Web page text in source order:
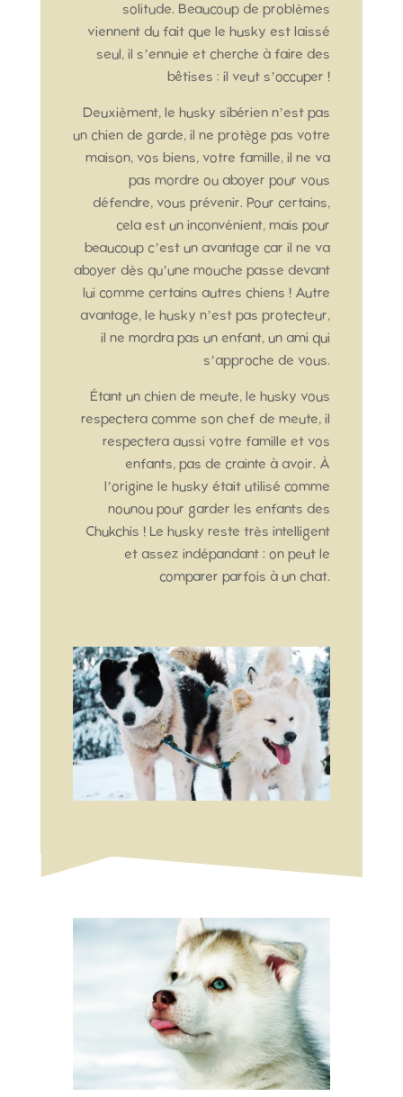
solitude. Beaucoup de problèmes
viennent du fait que le husky est laissé
seul, il s’ennuie et cherche à faire des
bêtises : il veut s’occuper !
Deuxièment, le husky sibérien n’est pas
un chien de garde, il ne protège pas votre
maison, vos biens, votre famille, il ne va
pas mordre ou aboyer pour vous
défendre, vous prévenir. Pour certains,
cela est un inconvénient, mais pour
beaucoup c’est un avantage car il ne va
aboyer dès qu’une mouche passe devant
lui comme certains autres chiens ! Autre
avantage, le husky n’est pas protecteur,
il ne mordra pas un enfant, un ami qui
s’approche de vous.
Étant un chien de meute, le husky vous
respectera comme son chef de meute, il
respectera aussi votre famille et vos
enfants, pas de crainte à avoir. À
l’origine le husky était utilisé comme
nounou pour garder les enfants des
Chukchis ! Le husky reste très intelligent
et assez indépandant : on peut le
comparer parfois à un chat.